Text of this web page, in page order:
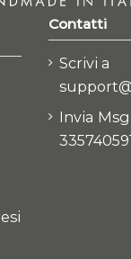
Contatti
Scrivi a
Invia